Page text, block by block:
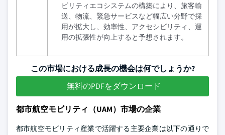
ビリティエコシステムの構築により、旅客輸
送、物流、緊急サービスなど幅広い分野で採
用が拡大し、効率性、アクセシビリティ、運
用の拡張性が向上すると予想されます。
この市場における成長の機会は何でしょうか?
無料のPDFをダウンロード
都市航空モビリティ（UAM）市場の企業
都市航空モビリティ産業で活躍する主要企業は以下の通りで